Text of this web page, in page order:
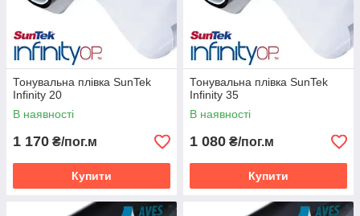
Тонувальна плівка SunTek
Infinity 20
В наявності
1 170 ₴/пог.м
Купити
Тонувальна плівка SunTek
Infinity 35
В наявності
1 080 ₴/пог.м
Купити